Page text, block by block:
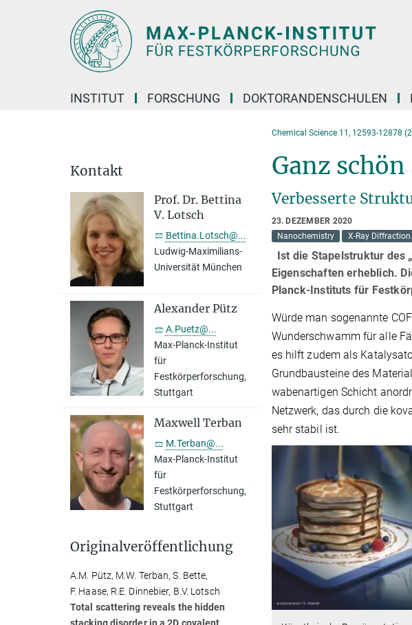
INSTITUT FORSCHUNG DOKTORANDENSCHULEN
Chemical Science 11, 12593-12878
Ganz
Verbesserte
23. DEZEMBER 2020
Nanochemistry
X-Ray Diffraction
Ist die Stapelstruktur des
Eigenschaften erheblich.
Planck-Instituts für
Würde man sogenannte
Wunderschwamm für alle
es hilft zudem als
Grundbausteine des
wabenartigen Schicht
Netzwerk, das durch die
sehr stabil ist.
Kontakt
Prof. Dr. Bettina
V. Lotsch
Bettina.Lotsch@...
Ludwig-Maximilians-
Universität München
Alexander Pütz
A.Puetz@...
Max-Planck-Institut
für
Festkörperforschung,
Stuttgart
Maxwell Terban
M.Terban@...
Max-Planck-Institut
für
Festkörperforschung,
Stuttgart
Originalveröffentlichung
A.M. Pütz, M.W. Terban, S. Bette,
F. Haase, R.E. Dinnebier, B.V. Lotsch
Total scattering reveals the hidden